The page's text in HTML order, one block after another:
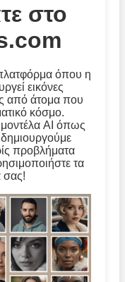
στο
όπου η
εικόνες
από άτομα που
κόσμο.
AI όπως
προβλήματα
τα
σας!